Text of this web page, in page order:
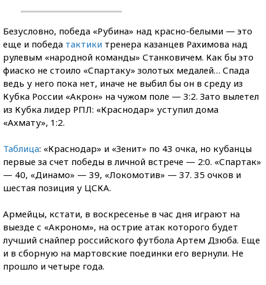
Безусловно, победа «Рубина» над красно-белыми — это
еще и победа тактики тренера казанцев Рахимова над
рулевым «народной команды» Станковичем. Как бы это
фиаско не стоило «Спартаку» золотых медалей… Спада
ведь у него пока нет, иначе не выбил бы он в среду из
Кубка России «Акрон» на чужом поле — 3:2. Зато вылетел
из Кубка лидер РПЛ: «Краснодар» уступил дома
«Ахмату», 1:2.
Таблица: «Краснодар» и «Зенит» по 43 очка, но кубанцы
первые за счет победы в личной встрече — 2:0. «Спартак»
— 40, «Динамо» — 39, «Локомотив» — 37. 35 очков и
шестая позиция у ЦСКА.
Армейцы, кстати, в воскресенье в час дня играют на
выезде с «Акроном», на острие атак которого будет
лучший снайпер российского футбола Артем Дзюба. Еще
и в сборную на мартовские поединки его вернули. Не
прошло и четыре года.